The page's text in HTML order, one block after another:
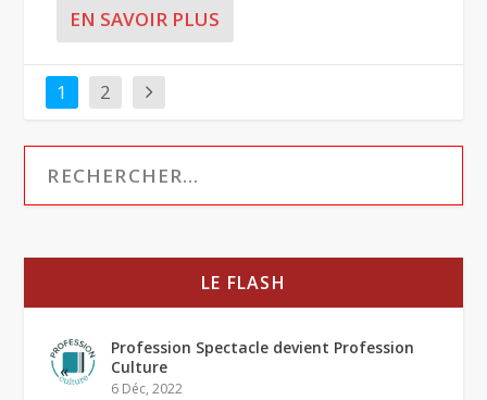
EN SAVOIR PLUS
1 2
LE FLASH
Profession Spectacle devient Profession
Culture
6 Déc, 2022